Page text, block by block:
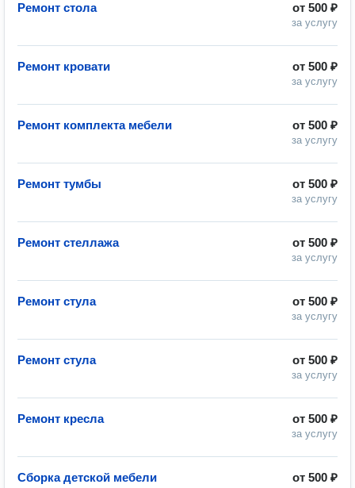
от 500 ₽
за услугу
Ремонт стола
от 500 ₽
за услугу
Ремонт кровати
от 500 ₽
за услугу
Ремонт комплекта мебели
от 500 ₽
за услугу
Ремонт тумбы
от 500 ₽
за услугу
Ремонт стеллажа
от 500 ₽
за услугу
Ремонт стула
от 500 ₽
за услугу
Ремонт стула
от 500 ₽
за услугу
Ремонт кресла
от 500 ₽
Сборка детской мебели